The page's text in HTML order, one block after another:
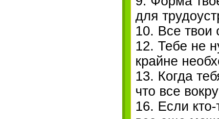
для
10. Все твои
12. Тебе не
крайне
13. Когда
что все
16. Если кто-